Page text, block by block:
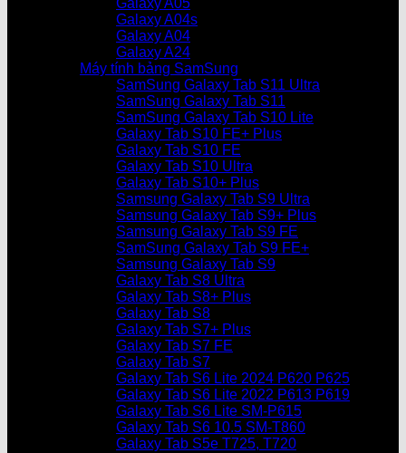
Galaxy A05
Galaxy A04s
Galaxy A04
Galaxy A24
Máy tính bảng SamSung
SamSung Galaxy Tab S11 Ultra
SamSung Galaxy Tab S11
SamSung Galaxy Tab S10 Lite
Galaxy Tab S10 FE+ Plus
Galaxy Tab S10 FE
Galaxy Tab S10 Ultra
Galaxy Tab S10+ Plus
Samsung Galaxy Tab S9 Ultra
Samsung Galaxy Tab S9+ Plus
Samsung Galaxy Tab S9 FE
SamSung Galaxy Tab S9 FE+
Samsung Galaxy Tab S9
Galaxy Tab S8 Ultra
Galaxy Tab S8+ Plus
Galaxy Tab S8
Galaxy Tab S7+ Plus
Galaxy Tab S7 FE
Galaxy Tab S7
Galaxy Tab S6 Lite 2024 P620 P625
Galaxy Tab S6 Lite 2022 P613 P619
Galaxy Tab S6 Lite SM-P615
Galaxy Tab S6 10.5 SM-T860
Galaxy Tab S5e T725, T720